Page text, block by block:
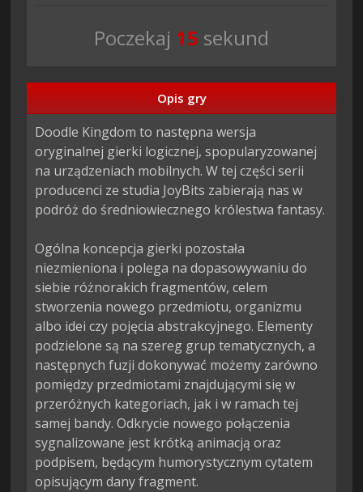
Poczekaj 13 sekund
Opis gry
Doodle Kingdom to następna wersja
oryginalnej gierki logicznej, spopularyzowanej
na urządzeniach mobilnych. W tej części serii
producenci ze studia JoyBits zabierają nas w
podróż do średniowiecznego królestwa fantasy.
Ogólna koncepcja gierki pozostała
niezmieniona i polega na dopasowywaniu do
siebie różnorakich fragmentów, celem
stworzenia nowego przedmiotu, organizmu
albo idei czy pojęcia abstrakcyjnego. Elementy
podzielone są na szereg grup tematycznych, a
następnych fuzji dokonywać możemy zarówno
pomiędzy przedmiotami znajdującymi się w
przeróżnych kategoriach, jak i w ramach tej
samej bandy. Odkrycie nowego połączenia
sygnalizowane jest krótką animacją oraz
podpisem, będącym humorystycznym cytatem
opisującym dany fragment.